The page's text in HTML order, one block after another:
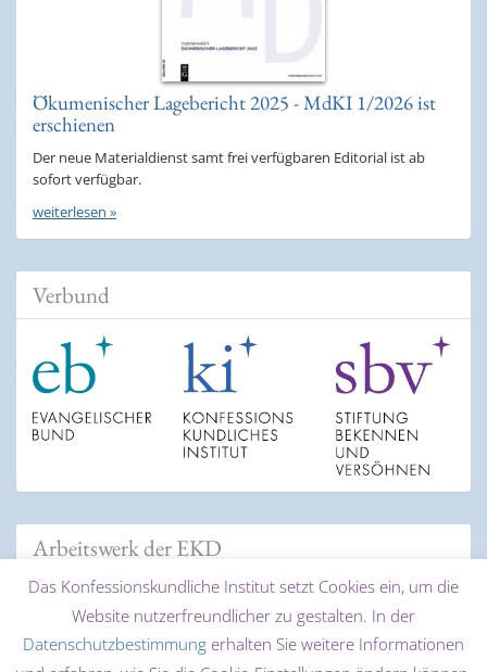
Ökumenischer Lagebericht 2025 - MdKI 1/2026 ist
erschienen
Der neue Materialdienst samt frei verfügbaren Editorial ist ab
sofort verfügbar.
weiterlesen »
Verbund
Arbeitswerk der EKD
Das Konfessionskundliche Institut setzt Cookies ein, um die
Website nutzerfreundlicher zu gestalten. In der
Datenschutzbestimmung erhalten Sie weitere Informationen